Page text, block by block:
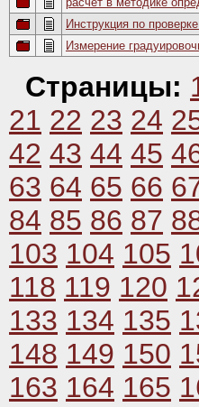
Инструкция по
Измерение
Страницы:
21 22 23 24
42 43 44 45
63 64 65 66
84 85 86 87
103 104 105
118 119 120
133 134 135
148 149 150
163 164 165